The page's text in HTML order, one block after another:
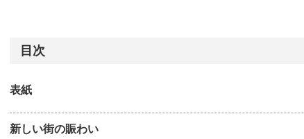
目次
表紙
新しい街の賑わい